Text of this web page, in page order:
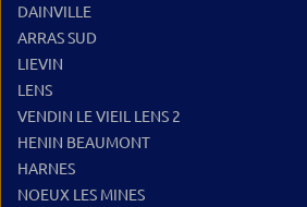
DAINVILLE
ARRAS SUD
LIEVIN
LENS
VENDIN LE VIEIL LENS 2
HENIN BEAUMONT
HARNES
NOEUX LES MINES